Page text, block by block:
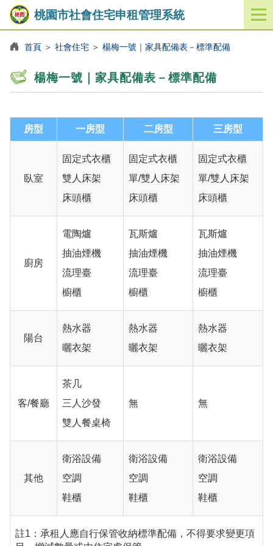
桃園市社會住宅申租管理系統
開
啟
首頁 ＞ 社會住宅 ＞ 楊梅一號｜家具配備表－標準配備
楊梅一號｜家具配備表－標準配備
房型 一房型 二房型 三房型
臥室
固定式衣櫃
雙人床架
床頭櫃
固定式衣櫃
單/雙人床架
床頭櫃
固定式衣櫃
單/雙人床架
床頭櫃
廚房
電陶爐
抽油煙機
流理臺
櫥櫃
瓦斯爐
抽油煙機
流理臺
櫥櫃
瓦斯爐
抽油煙機
流理臺
櫥櫃
陽台
熱水器
曬衣架
熱水器
曬衣架
熱水器
曬衣架
客/餐廳
茶几
三人沙發
雙人餐桌椅
無 無
其他
衛浴設備
空調
鞋櫃
衛浴設備
空調
鞋櫃
衛浴設備
空調
鞋櫃
註1：承租人應自行保管收納標準配備，不得要求變更項